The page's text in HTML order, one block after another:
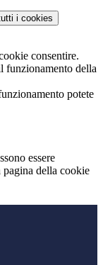
i cookies
consentire.
funzionamento della
potete
essere
della cookie